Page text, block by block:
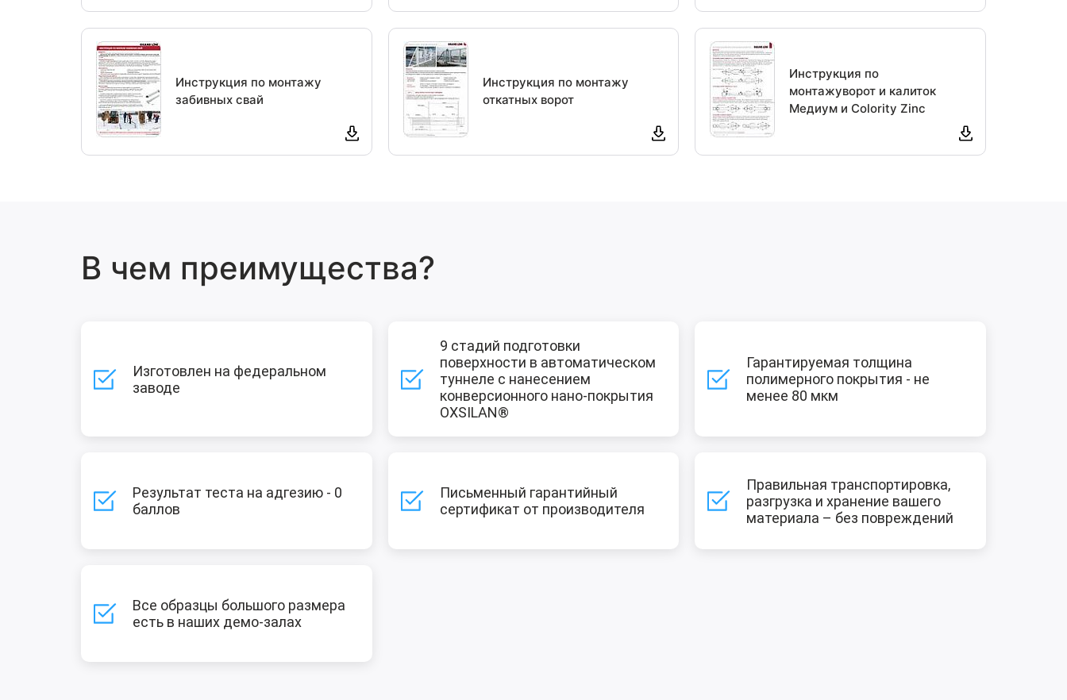
Инструкция по монтажу
забивных свай
Инструкция по монтажу
откатных ворот
Инструкция по
монтажуворот и калиток
Медиум и Colority Zinc
В чем преимущества?
Изготовлен на федеральном
заводе
9 стадий подготовки
поверхности в автоматическом
туннеле с нанесением
конверсионного нано-покрытия
OXSILAN®
Гарантируемая толщина
полимерного покрытия - не
менее 80 мкм
Результат теста на адгезию - 0
баллов
Письменный гарантийный
сертификат от производителя
Правильная транспортировка,
разгрузка и хранение вашего
материала – без повреждений
Все образцы большого размера
есть в наших демо-залах